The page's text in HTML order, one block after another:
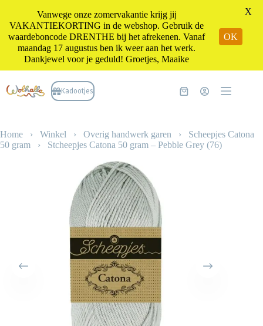
naar
de
Kadootjes Winkelwagen
Home › Winkel › Overig handwerk garen › Scheepjes Catona
50 gram › Stcheepjes Catona 50 gram – Pebble Grey (76)
Vanwege onze zomervakantie krijg jij
VAKANTIEKORTING in de webshop. Gebruik de
waardeboncode DRENTHE bij het afrekenen. Vanaf
maandag 17 augustus ben ik weer aan het werk.
Dankjewel voor je geduld! Groetjes, Maaike
OK
X